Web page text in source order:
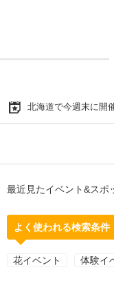
北海道で今週末に開
最近見たイベント&スポ
よく使われる検索条件
花イベント 体験イ